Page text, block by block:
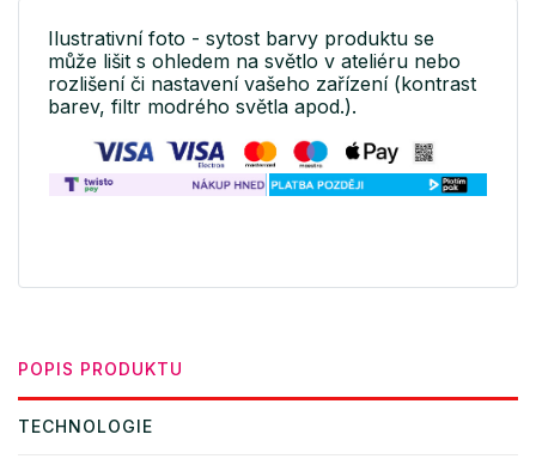
Ilustrativní foto - sytost barvy produktu se
může lišit s ohledem na světlo v ateliéru nebo
rozlišení či nastavení vašeho zařízení (kontrast
barev, filtr modrého světla apod.).
POPIS PRODUKTU
TECHNOLOGIE